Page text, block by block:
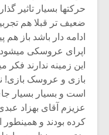
حرکتها بسیار تاثیر
ضعیف تر قبلا هم
ادامه دار باشد باز
اپرای عروسکی میشود
این زمینه ندارند
بازی و عروسک بازی!
است و بسیار بسیار
عزیزم آقای بهزاد
کرده بودند و همینطور